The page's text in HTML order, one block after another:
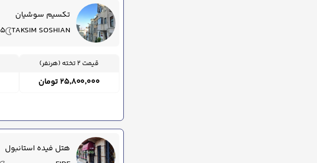
تکسیم سوشیان
TAKSIM SOSHIAN 5 شب اقامت
قیمت 2 تخته (هرنفر)
۲۵٬۸۰۰٬۰۰۰ تومان
هتل فیده استانبول